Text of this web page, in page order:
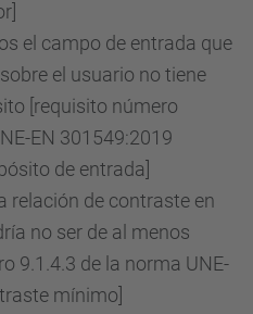
el campo de entrada que
el usuario no tiene
[requisito número
EN 301549:2019
de entrada]
relación de contraste en
no ser de al menos
9.1.4.3 de la norma UNE-
mínimo]